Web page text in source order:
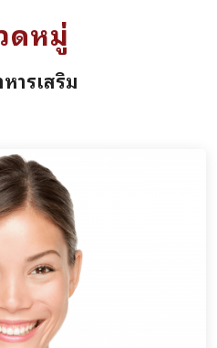
ดหมู่
ารเสริม